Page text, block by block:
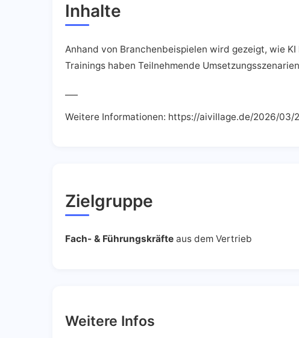
Inhalte
Anhand von Branchenbeispielen wird gezeigt, wie
Trainings haben Teilnehmende
Weitere Informationen: https://aivillage.de/2026/
Zielgruppe
Fach- & Führungskräfte aus dem Vertrieb
Weitere Infos